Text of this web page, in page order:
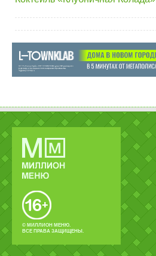
© МИЛЛИОН МЕНЮ.
ВСЕ ПРАВА ЗАЩИЩЕНЫ.